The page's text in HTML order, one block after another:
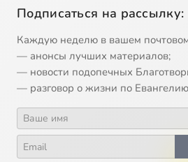
Подписаться на рассылку:
Каждую неделю в вашем
— анонсы лучших материалов;
— новости подопечных
— разговор о жизни по